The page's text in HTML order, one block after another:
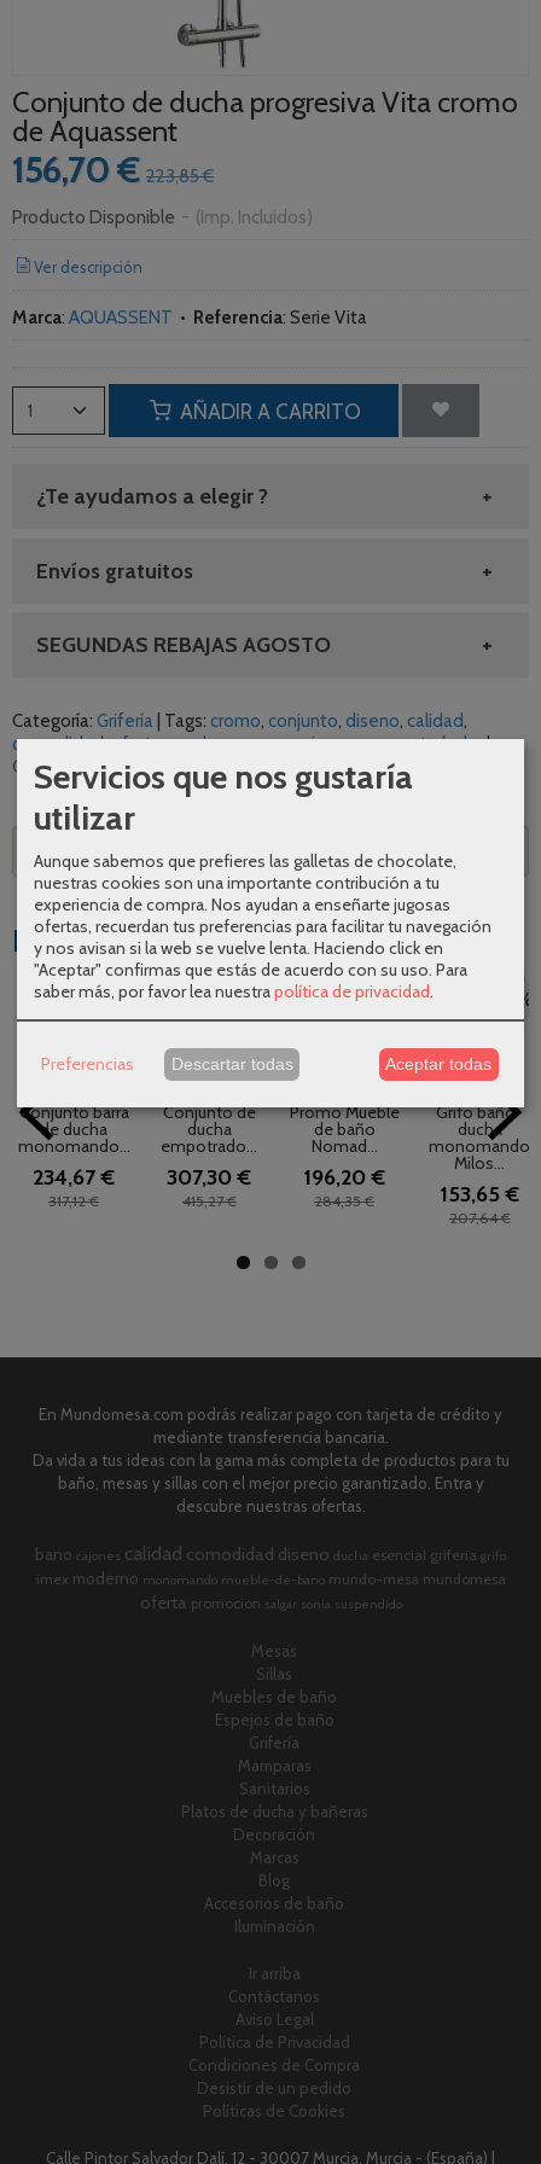
Conjunto de ducha progresiva Vita cromo
de Aquassent
156,70 € 223,85 €
Producto Disponible - (Imp. Incluidos)
Ver descripción
Marca: AQUASSENT • Referencia: Serie Vita
AÑADIR A CARRITO
¿Te ayudamos a elegir ?
Envíos gratuitos
SEGUNDAS REBAJAS AGOSTO
Categoría: Grifería Tags: cromo conjunto diseno calidad
comodidad oferta moderno promocion aquassent ducha|
Comentarios
Descripción
Productos Relacionados
-26 %
Conjunto barra
de ducha
monomando...
234,67 €
317,12 €
-26 %
Conjunto de
ducha
empotrado...
307,30 €
415,27 €
-31 %
Promo Mueble
de baño
Nomad...
196,20 €
284,35 €
-26 %
Grifo baño-
ducha
monomando
Milos...
153,65 €
207,64 €
En Mundomesa.com podrás realizar pago con tarjeta de crédito y
mediante transferencia bancaria.
Da vida a tus ideas con la gama más completa de productos para tu
baño, mesas y sillas con el mejor precio garantizado. Entra y
descubre nuestras ofertas.
bano cajones calidad comodidad diseno ducha esencial griferia grifo
imex moderno monomando mueble-de-bano mundo-mesa mundomesa
oferta promocion salgar sonia suspendido
Mesas
Sillas
Muebles de baño
Espejos de baño
Grifería
Mamparas
Sanitarios
Platos de ducha y bañeras
Decoración
Marcas
Blog
Accesorios de baño
Iluminación
Ir arriba
Contáctanos
Aviso Legal
Política de Privacidad
Condiciones de Compra
Desistir de un pedido
Políticas de Cookies
Calle Pintor Salvador Dalí, 12 - 30007 Murcia, Murcia - (España) |
Servicios que nos gustaría
utilizar
Aunque sabemos que prefieres las galletas de chocolate,
nuestras cookies son una importante contribución a tu
experiencia de compra. Nos ayudan a enseñarte jugosas
ofertas, recuerdan tus preferencias para facilitar tu navegación
y nos avisan si la web se vuelve lenta. Haciendo click en
"Aceptar" confirmas que estás de acuerdo con su uso. Para
saber más, por favor lea nuestrapolítica de privacidad
Preferencias Descartar todas Aceptar todas